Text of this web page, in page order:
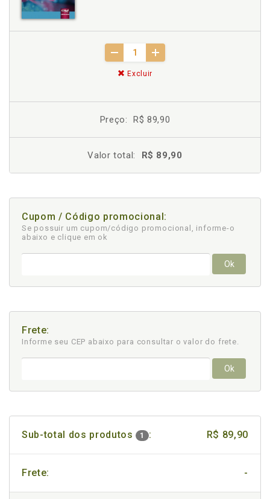
Excluir
Preço: R$ 89,90
Valor total: R$ 89,90
Cupom / Código promocional:
Se possuir um cupom/código promocional, informe-o
abaixo e clique em ok
Ok
Frete:
Informe seu CEP abaixo para consultar o valor do frete.
Ok
Sub-total dos produtos 1 : R$ 89,90
Frete: -